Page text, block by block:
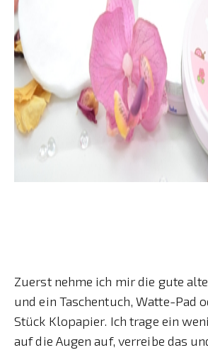
Zuerst nehme ich mir die gute alte
und ein Taschentuch, Watte-Pad
Stück Klopapier. Ich trage ein
auf die Augen auf, verreibe das